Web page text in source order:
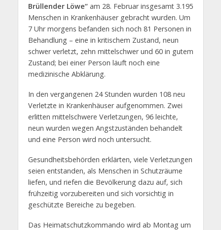
Brüllender Löwe“am 28. Februar insgesamt 3.195
Menschen in Krankenhäuser gebracht wurden. Um
7 Uhr morgens befanden sich noch 81 Personen in
Behandlung – eine in kritischem Zustand, neun
schwer verletzt, zehn mittelschwer und 60 in gutem
Zustand; bei einer Person läuft noch eine
medizinische Abklärung.
In den vergangenen 24 Stunden wurden 108 neu
Verletzte in Krankenhäuser aufgenommen. Zwei
erlitten mittelschwere Verletzungen, 96 leichte,
neun wurden wegen Angstzuständen behandelt
und eine Person wird noch untersucht.
Gesundheitsbehörden erklärten, viele Verletzungen
seien entstanden, als Menschen in Schutzräume
liefen, und riefen die Bevölkerung dazu auf, sich
frühzeitig vorzubereiten und sich vorsichtig in
geschützte Bereiche zu begeben.
Das Heimatschutzkommando wird ab Montag um